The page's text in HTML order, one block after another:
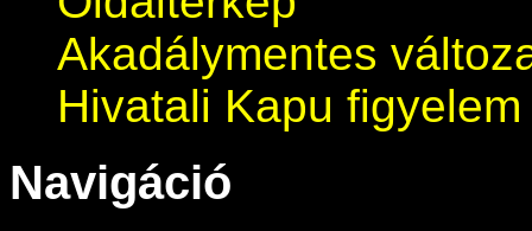
Akadálymentes
Hivatali Kapu
Navigáció